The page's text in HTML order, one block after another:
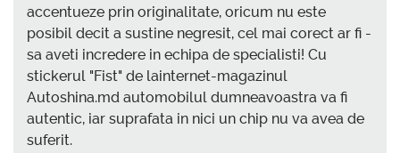
accentueze prin originalitate, oricum nu este
posibil decit a sustine negresit, cel mai corect ar fi -
sa aveti incredere in echipa de specialisti! Cu
stickerul "Fist" de lainternet-mаgazinul
Autoshina.md automobilul dumneavoastra va fi
autentic, iar suprafata in nici un chip nu va avea de
suferit.